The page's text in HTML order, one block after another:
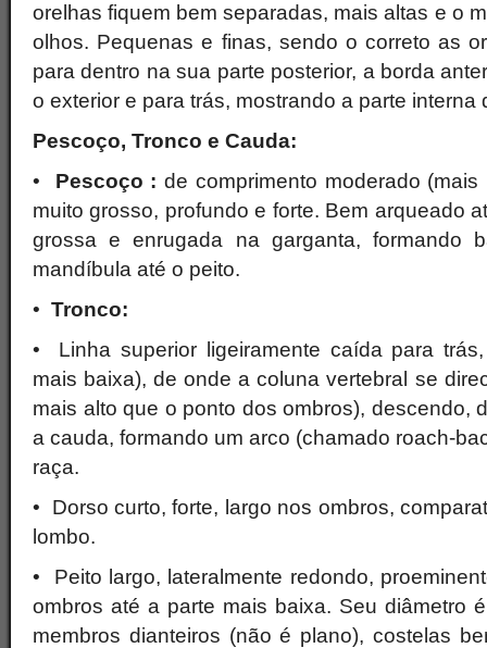
orelhas fiquem bem separadas, mais altas e o
olhos. Pequenas e finas, sendo o correto as
para dentro na sua parte posterior, a borda
o exterior e para trás, mostrando a parte interna
Pescoço, Tronco e Cauda:
• Pescoço : de comprimento moderado
muito grosso, profundo e forte. Bem arqueado
grossa e enrugada na garganta, formando
mandíbula até o peito.
• Tronco:
• Linha superior ligeiramente caída para
mais baixa), de onde a coluna vertebral se
mais alto que o ponto dos ombros), descendo,
a cauda, formando um arco (chamado roach-
raça.
• Dorso curto, forte, largo nos ombros,
lombo.
• Peito largo, lateralmente redondo,
ombros até a parte mais baixa. Seu diâmetro
membros dianteiros (não é plano), costelas